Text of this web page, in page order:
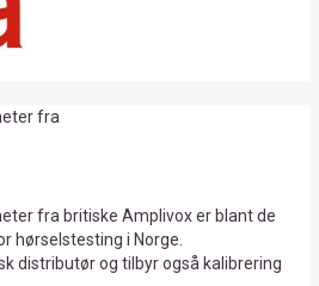
fra
fra britiske Amplivox er blant de
hørselstesting i Norge.
distributør og tilbyr også kalibrering